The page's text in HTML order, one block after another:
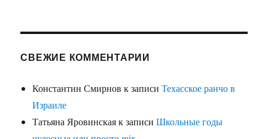
СВЕЖИЕ КОММЕНТАРИИ
Константин Смирнов к записиТехасское ранчо в
Израиле
Татьяна Яровинскаяк записиШкольные годы